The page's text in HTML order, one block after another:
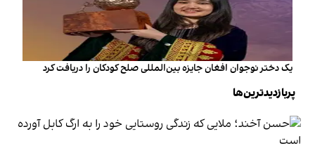
یک دختر نوجوان افغان جایزه بین‌المللی صلح کودکان را دریافت کرد
پربازدیدترین‌ها